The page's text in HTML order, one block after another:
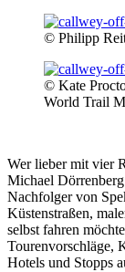
© Philipp
© Kate
World Trail
Wer lieber mit vier
Michael
Nachfolger von
Küstenstraßen,
selbst fahren
Tourenvorschläge,
Hotels und Stopps